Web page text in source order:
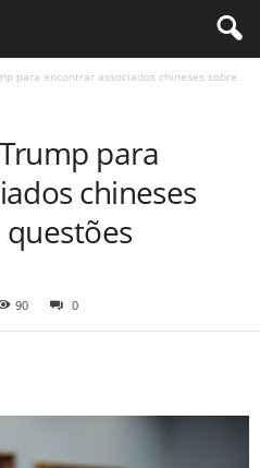
para encontrar associados chineses sobre
para
chineses
90 0